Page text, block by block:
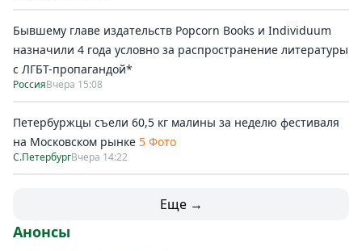
Бывшему главе издательств Popcorn Books и Individuum
назначили 4 года условно за распространение литературы
с ЛГБТ-пропагандой*
РоссияВчера 15:08
Петербуржцы съели 60,5 кг малины за неделю фестиваля
на Московском рынке 5 Фото
С.ПетербургВчера 14:22
Еще →
Анонсы